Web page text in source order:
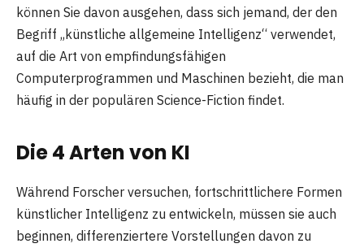
können Sie davon ausgehen, dass sich jemand, der den
Begriff „künstliche allgemeine Intelligenz“ verwendet,
auf die Art von empfindungsfähigen
Computerprogrammen und Maschinen bezieht, die man
häufig in der populären Science-Fiction findet.
Die 4 Arten von KI
Während Forscher versuchen, fortschrittlichere Formen
künstlicher Intelligenz zu entwickeln, müssen sie auch
beginnen, differenziertere Vorstellungen davon zu